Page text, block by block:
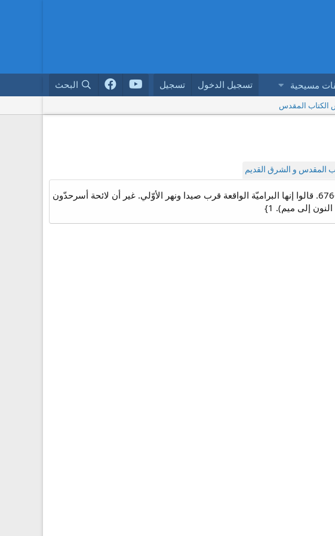
مسيحية تسجيل الدخول تسجيل البحث
الكتاب المقدس
المقدس و الشرق القديم
: بيتيرومي مدينة في مملكة صيدون ضمّها أسرحدّون إلى ممتلكاته سنة 677-676. قالوا إنها البراميّة الواقعة قرب صيدا ونهر الأوّلي. غير أن لائحة أسرحدّون
إلى ميم). 1}